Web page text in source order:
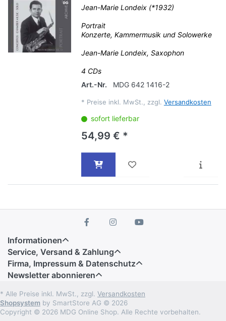
Jean-Marie Londeix (*1932)
Portrait
Konzerte, Kammermusik und Solowerke
Jean-Marie Londeix, Saxophon
4 CDs
Art.-Nr.
MDG 642 1416-2
* Preise inkl. MwSt., zzgl. Versandkosten
sofort lieferbar
54,99 € *
Informationen
Service, Versand & Zahlung
Firma, Impressum & Datenschutz
Newsletter abonnieren
* Alle Preise inkl. MwSt., zzgl. Versandkosten
Shopsystem by SmartStore AG © 2026
Copyright © 2026 MDG Online Shop. Alle Rechte vorbehalten.